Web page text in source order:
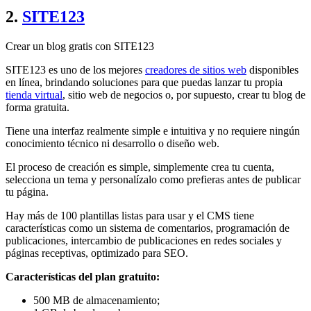
2. SITE123
Crear un blog gratis con SITE123
SITE123 es uno de los mejores creadores de sitios web disponibles
en línea, brindando soluciones para que puedas lanzar tu propia
tienda virtual, sitio web de negocios o, por supuesto, crear tu blog de
forma gratuita.
Tiene una interfaz realmente simple e intuitiva y no requiere ningún
conocimiento técnico ni desarrollo o diseño web.
El proceso de creación es simple, simplemente crea tu cuenta,
selecciona un tema y personalízalo como prefieras antes de publicar
tu página.
Hay más de 100 plantillas listas para usar y el CMS tiene
características como un sistema de comentarios, programación de
publicaciones, intercambio de publicaciones en redes sociales y
páginas receptivas, optimizado para SEO.
Características del plan gratuito:
500 MB de almacenamiento;